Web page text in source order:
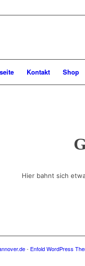
Kontakt Shop
Hier bahnt sich
- Enfold WordPress